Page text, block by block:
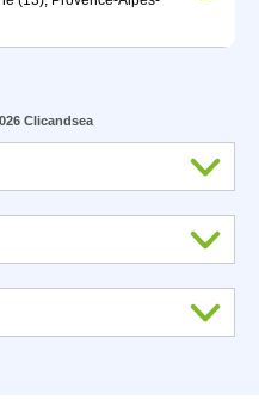
Clicandsea